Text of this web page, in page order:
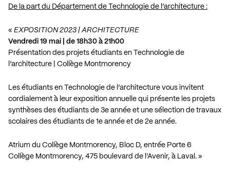
De la part du Département de Technologie de l’architecture :
« EXPOSITION 2023 | ARCHITECTURE
Vendredi 19 mai | de 18h30 à 21h00
Présentation des projets étudiants en Technologie de
l’architecture | Collège Montmorency
Les étudiants en Technologie de l’architecture vous invitent
cordialement à leur exposition annuelle qui présente les projets
synthèses des étudiants de 3e année et une sélection de travaux
scolaires des étudiants de 1e année et de 2e année.
Atrium du Collège Montmorency, Bloc D, entrée Porte 6
Collège Montmorency, 475 boulevard de l’Avenir, à Laval. »